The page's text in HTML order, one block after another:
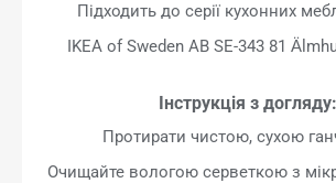
Підходить до серії кухонних
IKEA of Sweden AB SE-343 81
Інструкція з догляду:
Протирати чистою, сухою
Очищайте вологою серветкою з